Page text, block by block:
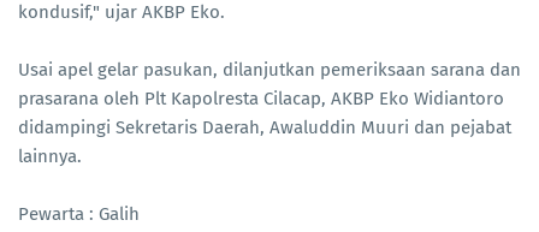
kondusif," ujar AKBP Eko.
Usai apel gelar pasukan, dilanjutkan pemeriksaan sarana dan
prasarana oleh Plt Kapolresta Cilacap, AKBP Eko Widiantoro
didampingi Sekretaris Daerah, Awaluddin Muuri dan pejabat
lainnya.
Pewarta : Galih